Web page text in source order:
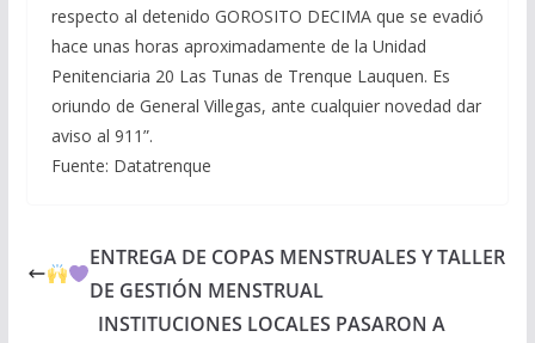
respecto al detenido GOROSITO DECIMA que se evadió
hace unas horas aproximadamente de la Unidad
Penitenciaria 20 Las Tunas de Trenque Lauquen. Es
oriundo de General Villegas, ante cualquier novedad dar
aviso al 911”.
Fuente: Datatrenque
ENTREGA DE COPAS MENSTRUALES Y TALLER
DE GESTIÓN MENSTRUAL
INSTITUCIONES LOCALES PASARON A